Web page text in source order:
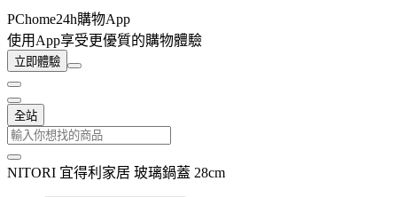
PChome24h購物App
使用App享受更優質的購物體驗
立即體驗
全站
NITORI 宜得利家居 玻璃鍋蓋 28cm